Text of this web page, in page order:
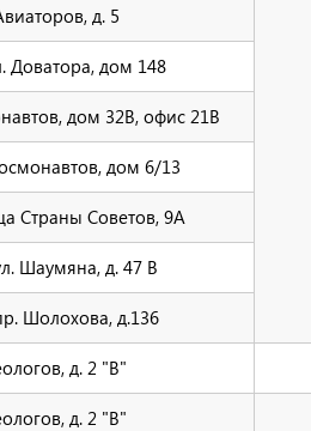
д. 5
Доватора, дом 148
дом 32В, офис 21В
дом 6/13
Страны Советов, 9А
Шаумяна, д. 47 В
Шолохова, д.136
д. 2 "В"
д. 2 "В"